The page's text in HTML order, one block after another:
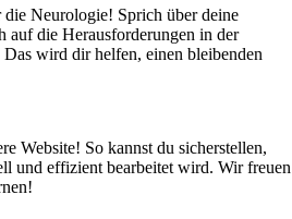
Neurologie! Sprich über deine
auf die Herausforderungen in der
wird dir helfen, einen bleibenden
Website! So kannst du sicherstellen,
und effizient bearbeitet wird. Wir freuen